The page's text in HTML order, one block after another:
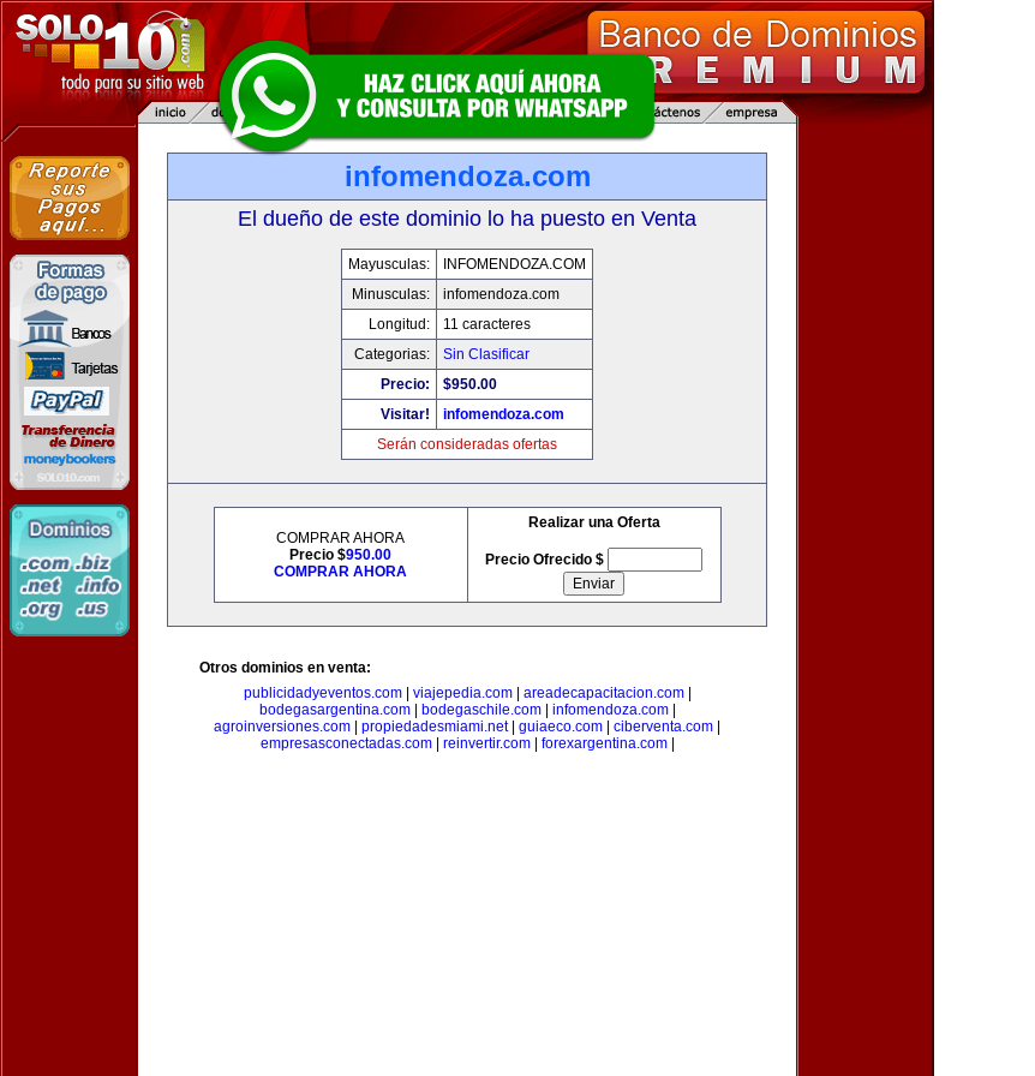
infomendoza.com
El dueño de este dominio lo ha puesto en Venta
Mayusculas:
INFOMENDOZA.COM
Minusculas:
infomendoza.com
Longitud:
11 caracteres
Categorias:
Sin Clasificar
Precio:
$950.00
Visitar!
infomendoza.com
Serán consideradas ofertas
COMPRAR AHORA
Precio $950.00
COMPRAR AHORA
Realizar una Oferta
Precio Ofrecido $
Otros dominios en venta:
publicidadyeventos.com| viajepedia.com| areadecapacitacion.com|
bodegasargentina.com| bodegaschile.com| infomendoza.com|
agroinversiones.com
propiedadesmiami.net| guiaeco.com ciberventa.com
empresasconectadas.com| reinvertir.com| forexargentina.com|